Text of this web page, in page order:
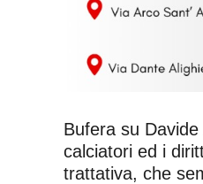
Bufera su
calciatori ed i
trattativa, che